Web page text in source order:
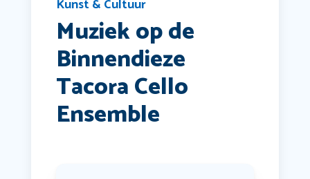
Kunst & Cultuur
Muziek op de
Binnendieze
Tacora Cello
Ensemble